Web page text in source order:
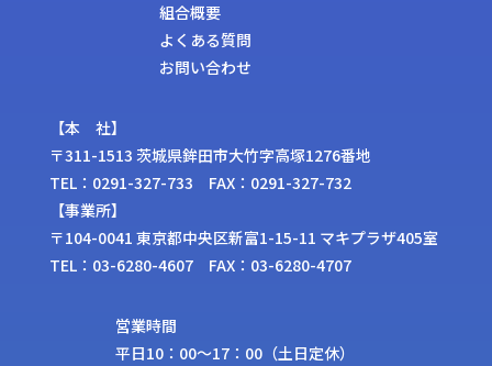
組合概要
よくある質問
お問い合わせ
【本 社】
〒311-1513 茨城県鉾⽥市⼤⽵字⾼塚1276番地
TEL：0291-327-733 FAX：0291-327-732
【事業所】
〒104-0041 東京都中央区新富1-15-11 マキプラザ405室
TEL：03-6280-4607 FAX：03-6280-4707
営業時間
平日10：00〜17：00（土日定休）